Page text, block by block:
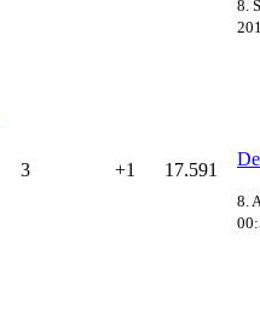
8.
3 +1 17.591
8.